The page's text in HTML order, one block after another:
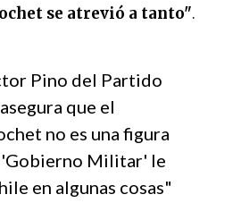
se atrevió a tanto".
Pino del Partido
que el
no es una figura
Militar' le
en algunas cosas"